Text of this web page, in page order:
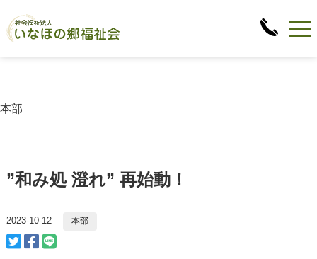
本部
”和み処 澄れ” 再始動！
2023-10-12 本部